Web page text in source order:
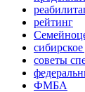
рейтинг
советы
ФМБА